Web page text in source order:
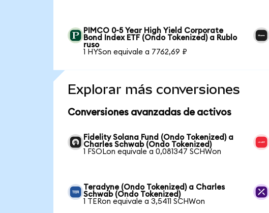
PIMCO 0-5 Year High Yield Corporate
Bond Index ETF (Ondo Tokenized) a Rublo
ruso
1 HYSon equivale a 7762,69 ₽
Explorar más conversiones
Conversiones avanzadas de activos
Fidelity Solana Fund (Ondo Tokenized) a
Charles Schwab (Ondo Tokenized)
1 FSOLon equivale a 0,081347 SCHWon
Teradyne (Ondo Tokenized) a Charles
Schwab (Ondo Tokenized)
1 TERon equivale a 3,5411 SCHWon